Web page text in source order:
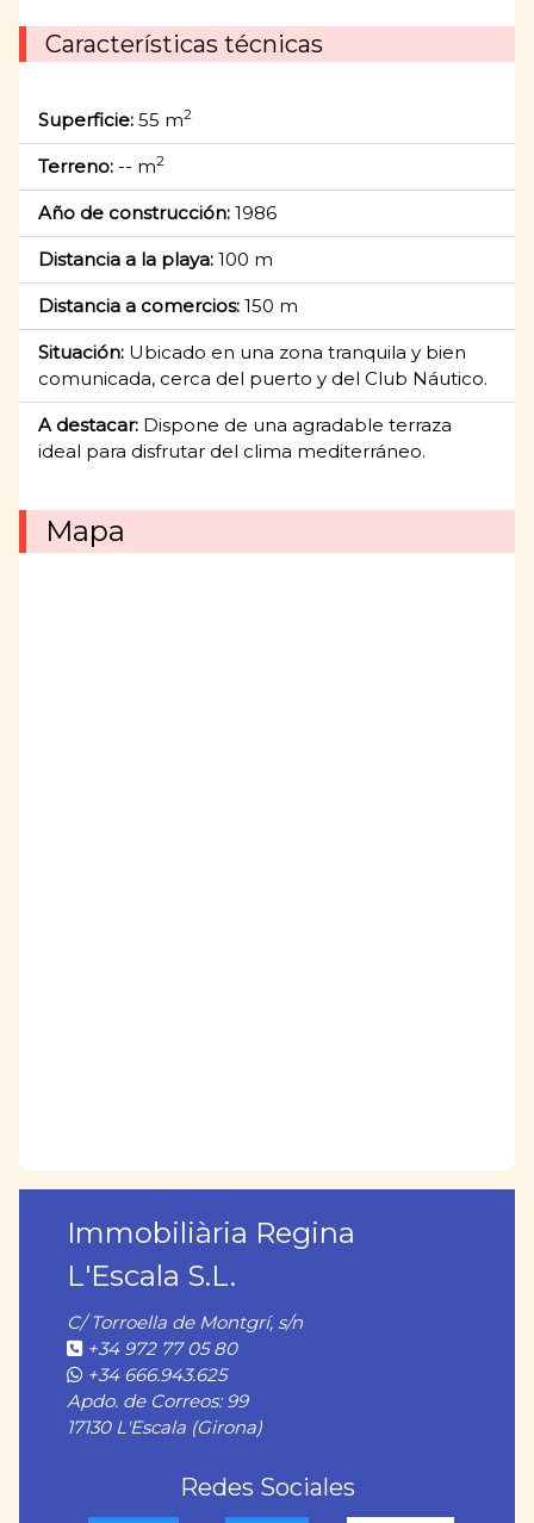
Características técnicas
Superficie: 55 m2
Terreno: -- m2
Año de construcción: 1986
Distancia a la playa: 100 m
Distancia a comercios: 150 m
Situación: Ubicado en una zona tranquila y bien
comunicada, cerca del puerto y del Club Náutico.
A destacar: Dispone de una agradable terraza
ideal para disfrutar del clima mediterráneo.
Mapa
Immobiliària Regina
L'Escala S.L.
C/ Torroella de Montgrí, s/n
+34 972 77 05 80
+34 666.943.625
Apdo. de Correos: 99
17130 L'Escala (Girona)
Redes Sociales